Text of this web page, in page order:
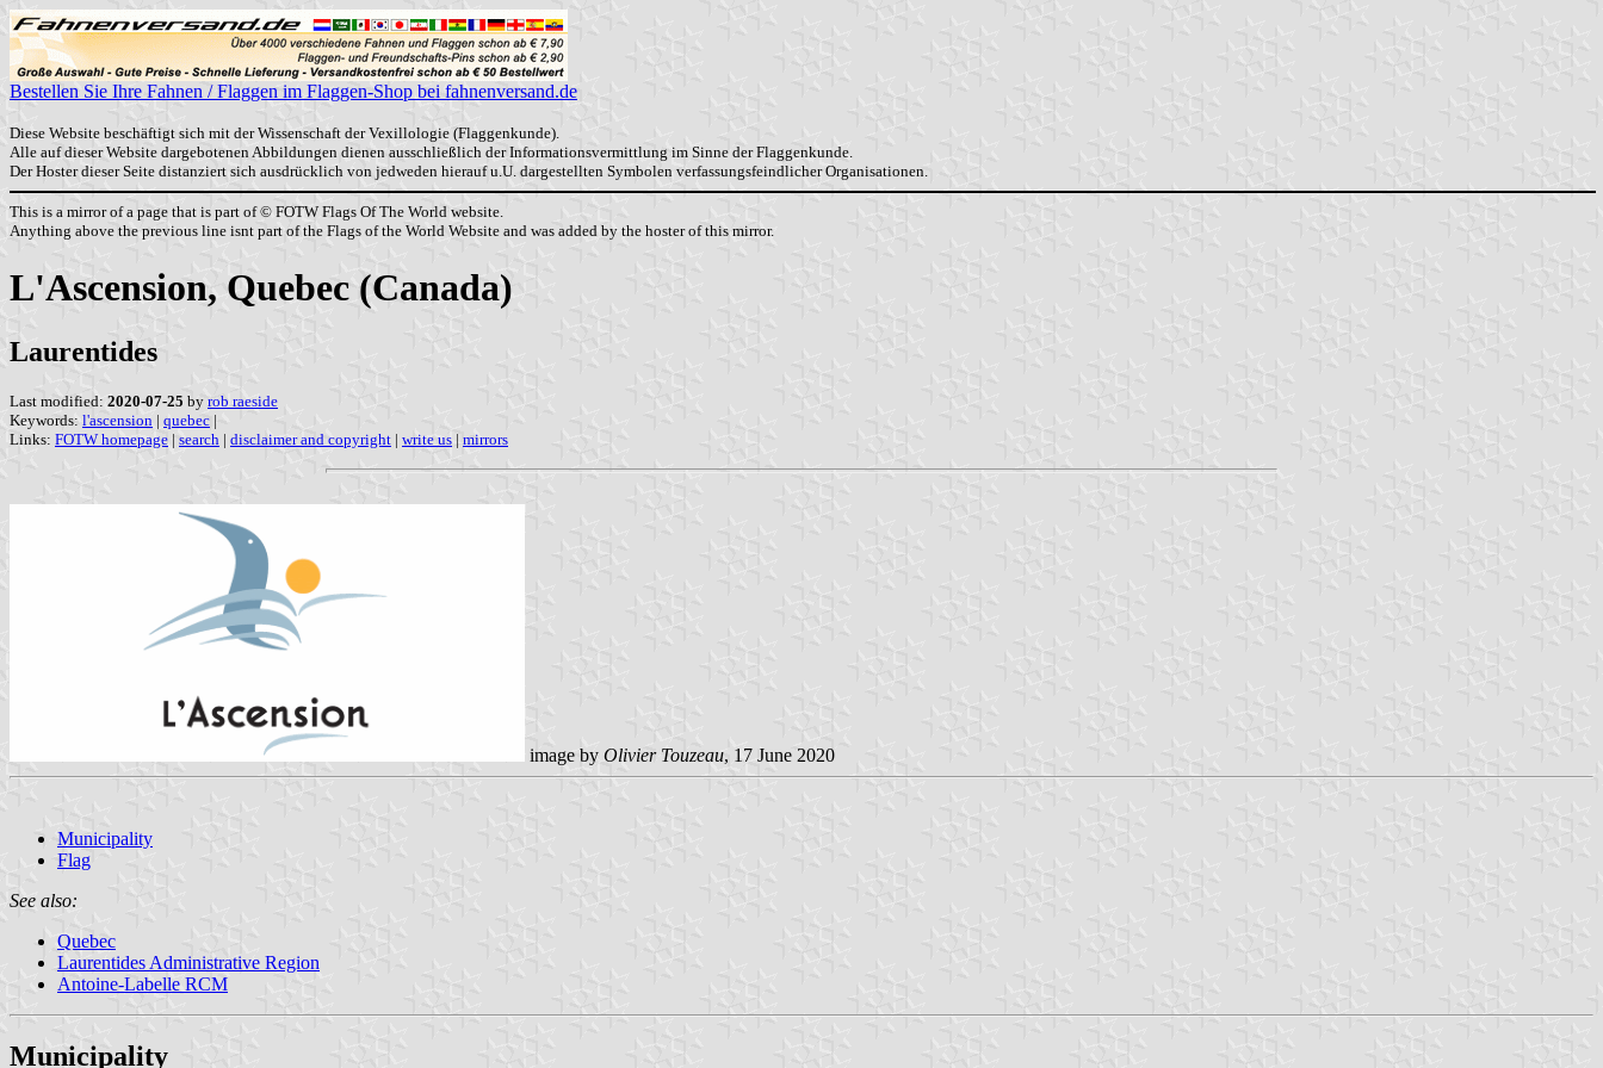
Bestellen Sie Ihre Fahnen / Flaggen im Flaggen-Shop bei fahnenversand.de
Diese Website beschäftigt sich mit der Wissenschaft der Vexillologie (Flaggenkunde).
Alle auf dieser Website dargebotenen Abbildungen dienen ausschließlich der Informationsvermittlung im Sinne der Flaggenkunde.
Der Hoster dieser Seite distanziert sich ausdrücklich von jedweden hierauf u.U. dargestellten Symbolen verfassungsfeindlicher Organisationen.
This is a mirror of a page that is part of © FOTW Flags Of The World website.
Anything above the previous line isnt part of the Flags of the World Website and was added by the hoster of this mirror.
L'Ascension, Quebec (Canada)
Laurentides
Last modified: 2020-07-25 by rob raeside
Keywords: l'ascension | quebec |
Links: FOTW homepage | search | disclaimer and copyright | write us | mirrors
image by Olivier Touzeau, 17 June 2020
Municipality
Flag
See also:
Quebec
Laurentides Administrative Region
Antoine-Labelle RCM
Municipality